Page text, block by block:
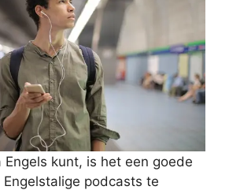
Engels kunt, is het een goede
podcasts te